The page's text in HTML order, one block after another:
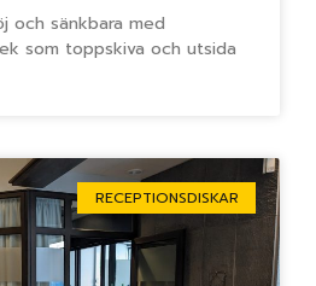
och sänkbara med
som toppskiva och utsida
RECEPTIONSDISKAR